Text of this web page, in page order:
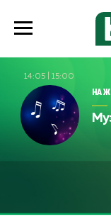
14:05 15:00
НА